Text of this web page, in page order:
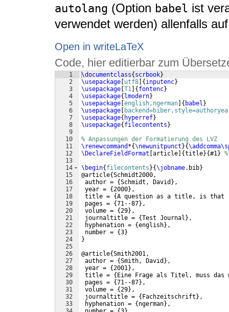
autolang (Option babel ist
verwendet werden) allenfalls
Open in writeLaTeX
Code, hier editierbar zum
1
2
3
4
5
6
7
8
9
10
11
12
13
14
15
16
17
18
19
20
21
22
23
24
25
26
27
28
29
30
31
32
33
\documentclass{ scrbook}
\usepackage utf8 { inputenc}
\usepackage T1 { fontenc}
\usepackage{ lmodern}
\usepackage english,ngerman { babel }
\usepackage
\usepackage{ hyperref}
\usepackage{ filecontents }
% Anpassungen der Formatierung des LVZ
\renewcommand *{\newunitpunct }{
\DeclareFieldFormat article {title}{#1}
\begin{ filecontents }{\jobname.bib}
@article{Schmidt2000,
author = {Schmidt, David } ,
year = {2000} ,
title = {A question as a title, is that
pages = {71--87} ,
volume = {29} ,
journaltitle = {Test Journal } ,
hyphenation = {english} ,
number = {3}
}
@article{Smith2001,
author = {Smith, David } ,
year = {2001} ,
title = { Eine Frage als Titel, muss
pages = {71--87} ,
volume = {29} ,
journaltitle = { Fachzeitschrift } ,
hyphenation = { ngerman} ,